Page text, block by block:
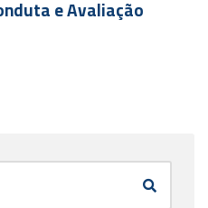
e Avaliação